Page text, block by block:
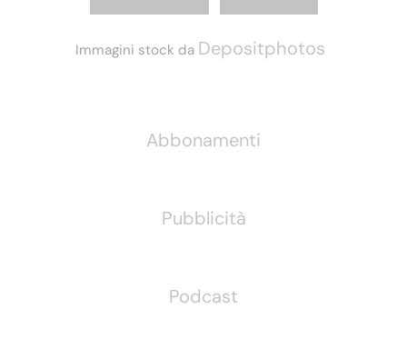
Immagini stock da Depositphotos
Abbonamenti
Pubblicità
Podcast